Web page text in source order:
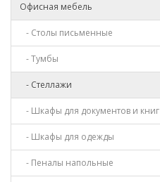
Офисная мебель
- Столы письменные
- Тумбы
- Стеллажи
- Шкафы для документов и книг
- Шкафы для одежды
- Пеналы напольные